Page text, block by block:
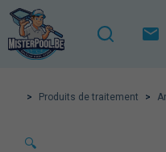
> Produits de traitement >
🔍